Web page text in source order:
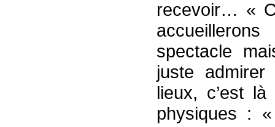
recevoir… «
spectacle
juste
lieux, c’est
physiques :